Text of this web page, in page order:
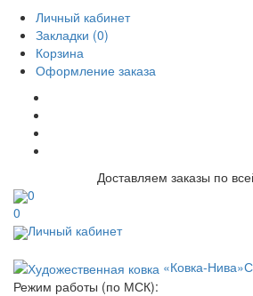
Личный кабинет
Закладки (0)
Корзина
Оформление заказа
Доставляем заказы по
0
0
Личный кабинет
«Ковка-Нива»
Режим работы (по МСК):